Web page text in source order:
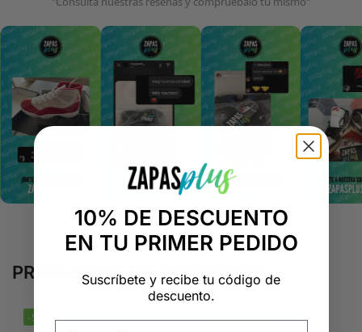
PRODUCTOS RELACIONADOS
-50% -50%
10% DE DESCUENTO
EN TU PRIMER PEDIDO
Suscríbete y recibe tu código de
descuento.